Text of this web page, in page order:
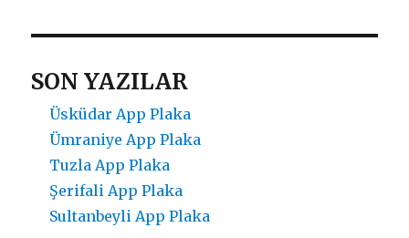
SON YAZILAR
Üsküdar App Plaka
Ümraniye App Plaka
Tuzla App Plaka
Şerifali App Plaka
Sultanbeyli App Plaka